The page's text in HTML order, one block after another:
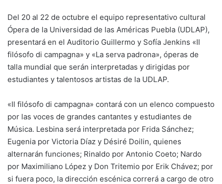
Del 20 al 22 de octubre el equipo representativo cultural
Ópera de la Universidad de las Américas Puebla (UDLAP),
presentará en el Auditorio Guillermo y Sofía Jenkins «Il
filósofo di campagna» y «La serva padrona», óperas de
talla mundial que serán interpretadas y dirigidas por
estudiantes y talentosos artistas de la UDLAP.
«Il filósofo di campagna» contará con un elenco compuesto
por las voces de grandes cantantes y estudiantes de
Música. Lesbina será interpretada por Frida Sánchez;
Eugenia por Victoria Díaz y Désiré Doilin, quienes
alternarán funciones; Rinaldo por Antonio Coeto; Nardo
por Maximiliano López y Don Tritemio por Erik Chávez; por
si fuera poco, la dirección escénica correrá a cargo de otro